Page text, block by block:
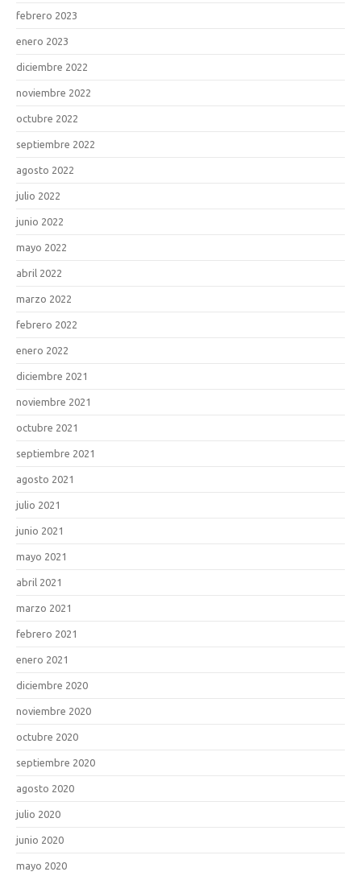
febrero 2023
enero 2023
diciembre 2022
noviembre 2022
octubre 2022
septiembre 2022
agosto 2022
julio 2022
junio 2022
mayo 2022
abril 2022
marzo 2022
febrero 2022
enero 2022
diciembre 2021
noviembre 2021
octubre 2021
septiembre 2021
agosto 2021
julio 2021
junio 2021
mayo 2021
abril 2021
marzo 2021
febrero 2021
enero 2021
diciembre 2020
noviembre 2020
octubre 2020
septiembre 2020
agosto 2020
julio 2020
junio 2020
mayo 2020